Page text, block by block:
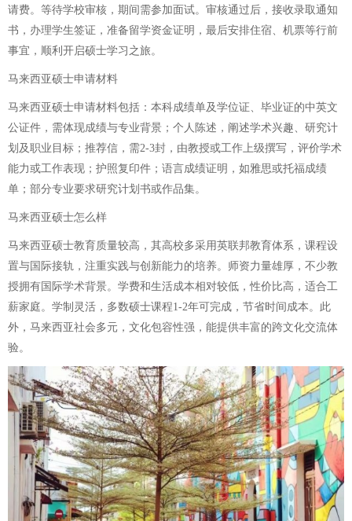
请费。等待学校审核，期间需参加面试。审核通过后，接收录取通知
书，办理学生签证，准备留学资金证明，最后安排住宿、机票等行前
事宜，顺利开启硕士学习之旅。
马来西亚硕士申请材料
马来西亚硕士申请材料包括：本科成绩单及学位证、毕业证的中英文
公证件，需体现成绩与专业背景；个人陈述，阐述学术兴趣、研究计
划及职业目标；推荐信，需2-3封，由教授或工作上级撰写，评价学术
能力或工作表现；护照复印件；语言成绩证明，如雅思或托福成绩
单；部分专业要求研究计划书或作品集。
马来西亚硕士怎么样
马来西亚硕士教育质量较高，其高校多采用英联邦教育体系，课程设
置与国际接轨，注重实践与创新能力的培养。师资力量雄厚，不少教
授拥有国际学术背景。学费和生活成本相对较低，性价比高，适合工
薪家庭。学制灵活，多数硕士课程1-2年可完成，节省时间成本。此
外，马来西亚社会多元，文化包容性强，能提供丰富的跨文化交流体
验。